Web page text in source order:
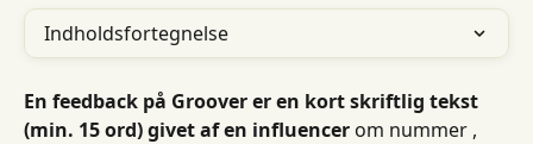
Indholdsfortegnelse
En feedback på Groover er en kort skriftlig tekst
(min. 15 ord) givet af en influencer om nummer ,